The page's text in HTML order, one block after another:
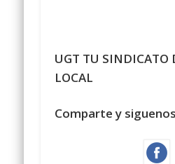
UGT TU SINDICATO
LOCAL
Comparte y